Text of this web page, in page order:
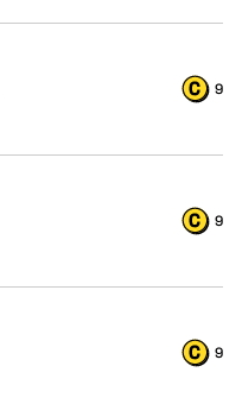
9
9
9